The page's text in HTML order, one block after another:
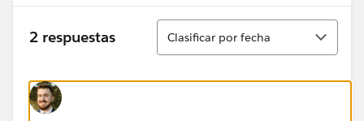
2 respuestas
Ordenar
Clasificar por fecha